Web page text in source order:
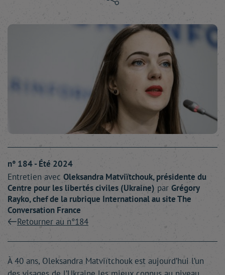
n° 184 - Été 2024
Entretien avec Oleksandra Matviïtchouk, présidente du
Centre pour les libertés civiles (Ukraine) par Grégory
Rayko, chef de la rubrique International au site The
Conversation France
Retourner au n°184
À 40 ans, Oleksandra Matviïtchouk est aujourd’hui l’un